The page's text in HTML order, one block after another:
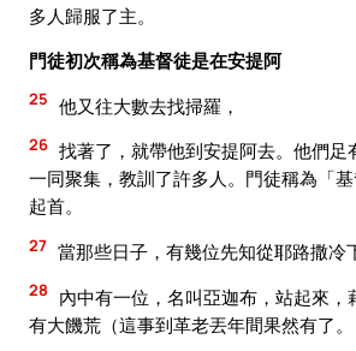
多人歸服了主。
門徒初次稱為基督徒是在安提阿
25 他又往大數去找掃羅，
26 找著了，就帶他到安提阿去。他們足
一同聚集，教訓了許多人。門徒稱為「
起首。
27 當那些日子，有幾位先知從耶路撒冷
28
內中有一位，名叫亞迦布，站起來，
有大饑荒（這事到革老丟年間果然有了。